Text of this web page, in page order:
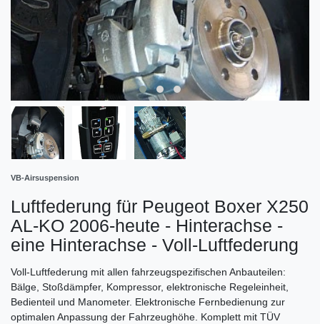
VB-Airsuspension
Luftfederung für Peugeot Boxer X250
AL-KO 2006-heute - Hinterachse -
eine Hinterachse - Voll-Luftfederung
Voll-Luftfederung mit allen fahrzeugspezifischen Anbauteilen:
Bälge, Stoßdämpfer, Kompressor, elektronische Regeleinheit,
Bedienteil und Manometer. Elektronische Fernbedienung zur
optimalen Anpassung der Fahrzeughöhe. Komplett mit TÜV